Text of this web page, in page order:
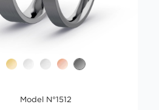
Model N°1512